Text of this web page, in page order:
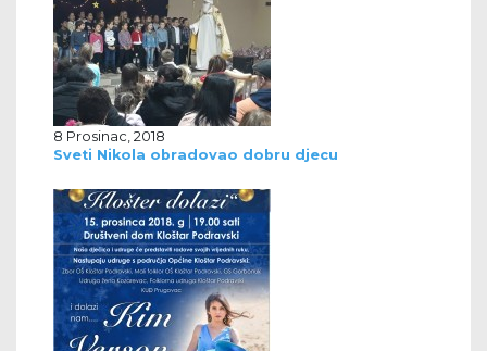
8 Prosinac, 2018
Sveti Nikola obradovao dobru djecu